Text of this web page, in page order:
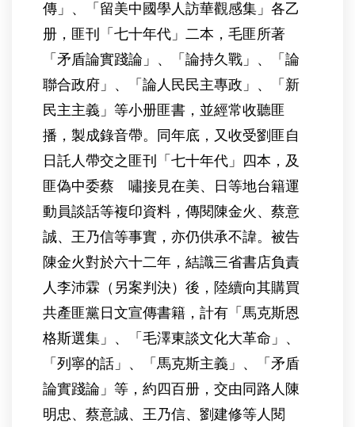
傳」、「留美中國學人訪華觀感集」各乙
册，匪刊「七十年代」二本，毛匪所著
「矛盾論實踐論」、「論持久戰」、「論
聯合政府」、「論人民民主專政」、「新
民主主義」等小册匪書，並經常收聽匪
播，製成錄音帶。同年底，又收受劉匪自
日託人帶交之匪刊「七十年代」四本，及
匪偽中委蔡 嘯接見在美、日等地台籍運
動員談話等複印資料，傳閱陳金火、蔡意
誠、王乃信等事實，亦仍供承不諱。被告
陳金火對於六十二年，結識三省書店負責
人李沛霖（另案判決）後，陸續向其購買
共產匪黨日文宣傳書籍，計有「馬克斯恩
格斯選集」、「毛澤東談文化大革命」、
「列寧的話」、「馬克斯主義」、「矛盾
論實踐論」等，約四百册，交由同路人陳
明忠、蔡意誠、王乃信、劉建修等人閱